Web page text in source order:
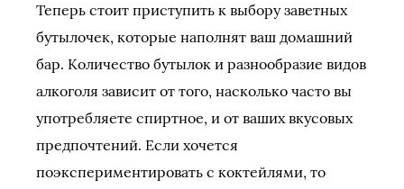
Теперь стоит приступить к выбору заветных
бутылочек, которые наполнят ваш домашний
бар. Количество бутылок и разнообразие видов
алкоголя зависит от того, насколько часто вы
употребляете спиртное, и от ваших вкусовых
предпочтений. Если хочется
поэкспериментировать с коктейлями, то